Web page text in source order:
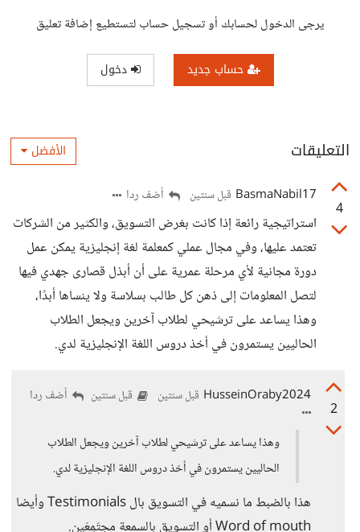
يرجى الدخول لحسابك أو تسجيل حساب لتستطيع إضافة تعليق
حساب جديد دخول
التعليقات الأفضل
4
BasmaNabil17 قبل سنتين أضف ردا
استراتيجية رائعة إذا كانت بغرض التسويق، والكثير من الشركات
تعتمد عليها، وفي مجال عملي كمعلمة لغة إنجليزية يمكن عمل
دورة مجانية لأي مرحلة عمرية على أن أبذل قصارى جهدي فيها
لتصل المعلومات إلى ذهن كل طالب بسلاسة ولا ينساها أبدًا،
وهذا يساعد على ترشيحي لطلاب آخرين ويجعل الطلاب
الحاليين يستمرون في أخذ دروس اللغة الإنجليزية لدي.
2
HusseinOraby2024 قبل سنتين قبل سنتين أضف ردا
وهذا يساعد على ترشيحي لطلاب آخرين ويجعل الطلاب
الحاليين يستمرون في أخذ دروس اللغة الإنجليزية لدي.
هذا بالضبط ما نسميه في التسويق بال Testimonials وأيضا